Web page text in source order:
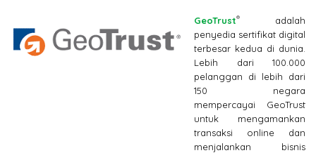
GeoTrust® adalah
penyedia sertifikat digital
terbesar kedua di dunia.
Lebih dari 100.000
pelanggan di lebih dari
150 negara
mempercayai GeoTrust
untuk mengamankan
transaksi online dan
menjalankan bisnis